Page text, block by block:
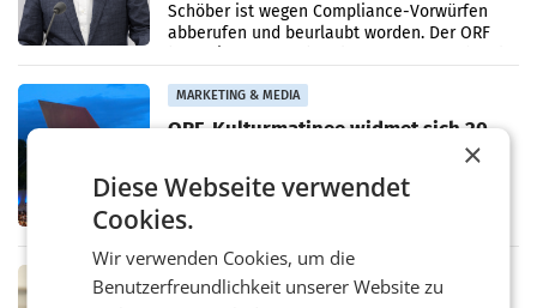
Schöber ist wegen Compliance-Vorwürfen
abberufen und beurlaubt worden. Der ORF
MARKETING & MEDIA
ORF-Kulturmatinee widmet sich 20
Jahren Grafenegg Festival und Peter
Simonischek
Am Sonntag, dem 9. August 2026, begleitet
Lillian Moschen das Publikum ab 9.05 Uhr
durch die ORF-„Kulturmatinee“. Die Sendung
Grafenegg
MARKETING & MEDIA
×
Diese Webseite verwendet
Cookies.
Wir verwenden Cookies, um die
Benutzerfreundlichkeit unserer Website zu